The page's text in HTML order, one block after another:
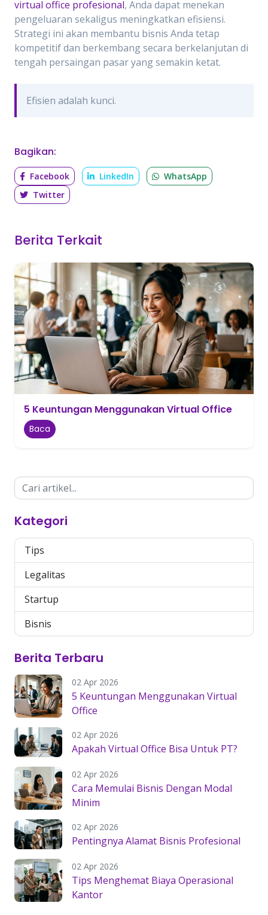
virtual office profesional, Anda dapat menekan
pengeluaran sekaligus meningkatkan efisiensi.
Strategi ini akan membantu bisnis Anda tetap
kompetitif dan berkembang secara berkelanjutan di
tengah persaingan pasar yang semakin ketat.
Efisien adalah kunci.
Bagikan:
Facebook LinkedIn
WhatsApp
Twitter
Berita Terkait
5 Keuntungan Menggunakan Virtual Office
Baca
Kategori
Tips
Legalitas
Startup
Bisnis
Berita Terbaru
02 Apr 2026
5 Keuntungan Menggunakan Virtual
Office
02 Apr 2026
Apakah Virtual Office Bisa Untuk PT?
02 Apr 2026
Cara Memulai Bisnis Dengan Modal
Minim
02 Apr 2026
Pentingnya Alamat Bisnis Profesional
02 Apr 2026
Tips Menghemat Biaya Operasional
Kantor